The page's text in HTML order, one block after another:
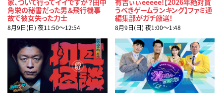
角栄の秘書だった男＆飛行機事
故で彼女失った力士
8月9日(日) 夜11:50〜12:54
うべきゲームランキング】ファミ通
編集部がガチ厳選！
8月9日(日) 夜1:00〜1:48